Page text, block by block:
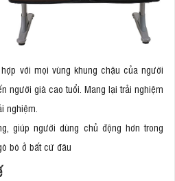
với mọi vùng khung chậu của người
người già cao tuổi. Mang lại trải nghiệm
nghiệm.
giúp người dùng chủ động hơn trong
bó ở bất cứ đâu